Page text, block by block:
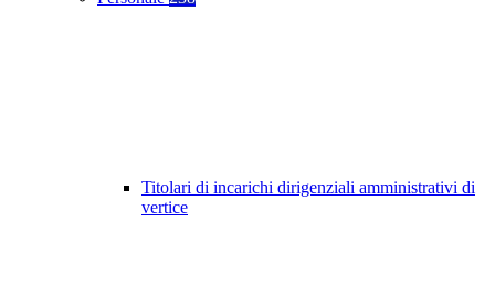
Titolari di incarichi dirigenziali amministrativi di
vertice